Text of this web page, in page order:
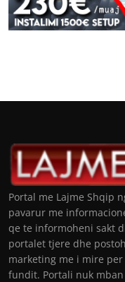
Portal me Lajme Shqip
pavarur me
qe te informoheni sakt
portalet tjere dhe
marketing me i mire
fundit. Portali nuk